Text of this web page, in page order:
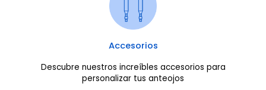
Accesorios
Descubre nuestros increíbles accesorios para
personalizar tus anteojos